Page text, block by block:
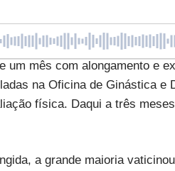
um mês com alongamento e
na Oficina de Ginástica e
física. Daqui a três
a grande maioria